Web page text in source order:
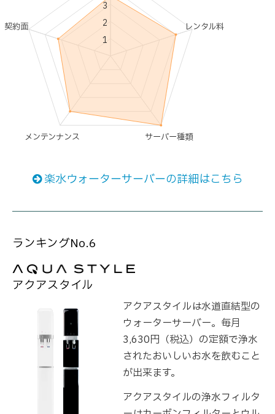
レンタル料
サーバー種類
メンテンナンス
契約面
1
2
3
楽水ウォーターサーバーの詳細はこちら
ランキングNo.6
アクアスタイル
アクアスタイルは水道直結型の
ウォーターサーバー。毎月
3,630円（税込）の定額で浄水
されたおいしいお水を飲むこと
が出来ます。
アクアスタイルの浄水フィルタ